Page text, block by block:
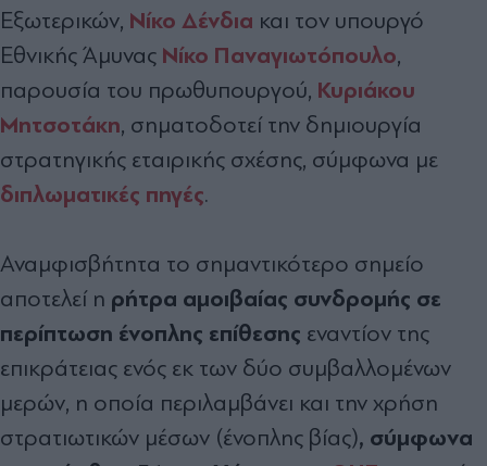
Εξωτερικών, Νίκο Δένδια και τον υπουργό
Εθνικής Άμυνας Νίκο Παναγιωτόπουλο,
παρουσία του πρωθυπουργού, Κυριάκου
Μητσοτάκη, σηματοδοτεί την δημιουργία
στρατηγικής εταιρικής σχέσης, σύμφωνα με
διπλωματικές πηγές.
Αναμφισβήτητα το σημαντικότερο σημείο
αποτελεί η ρήτρα αμοιβαίας συνδρομής σε
περίπτωση ένοπλης επίθεσης εναντίον της
επικράτειας ενός εκ των δύο συμβαλλομένων
μερών, η οποία περιλαμβάνει και την χρήση
στρατιωτικών μέσων (ένοπλης βίας), σύμφωνα